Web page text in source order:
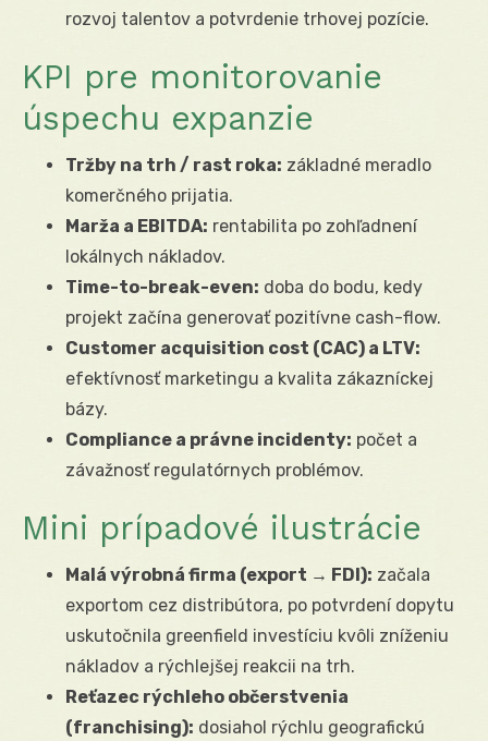
rozvoj talentov a potvrdenie trhovej pozície.
KPI pre monitorovanie
úspechu expanzie
Tržby na trh / rast roka: základné meradlo
komerčného prijatia.
Marža a EBITDA: rentabilita po zohľadnení
lokálnych nákladov.
Time-to-break-even: doba do bodu, kedy
projekt začína generovať pozitívne cash-flow.
Customer acquisition cost (CAC) a LTV:
efektívnosť marketingu a kvalita zákazníckej
bázy.
Compliance a právne incidenty: počet a
závažnosť regulatórnych problémov.
Mini prípadové ilustrácie
Malá výrobná firma (export → FDI): začala
exportom cez distribútora, po potvrdení dopytu
uskutočnila greenfield investíciu kvôli zníženiu
nákladov a rýchlejšej reakcii na trh.
Reťazec rýchleho občerstvenia
(franchising): dosiahol rýchlu geografickú